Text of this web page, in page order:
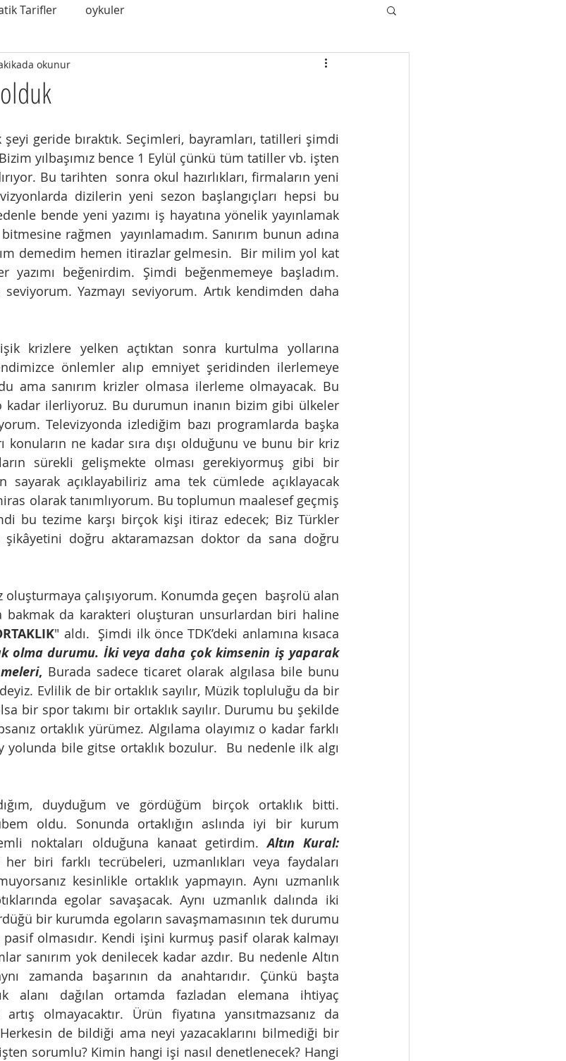
Tarifler oykuler
okunur
geride bıraktık. Seçimleri, bayramları, tatilleri şimdi
yılbaşımız bence 1 Eylül çünkü tüm tatiller vb. işten
Bu tarihten  sonra okul hazırlıkları, firmaların yeni
dizilerin yeni sezon başlangıçları hepsi bu
bende yeni yazımı iş hayatına yönelik yayınlamak
rağmen  yayınlamadım. Sanırım bunun adına
demedim hemen itirazlar gelmesin.  Bir milim yol kat
yazımı beğenirdim. Şimdi beğenmemeye başladım.
seviyorum. Yazmayı seviyorum. Artık kendimden daha
krizlere yelken açtıktan sonra kurtulma yollarına
önlemler alıp emniyet şeridinden ilerlemeye
ama sanırım krizler olmasa ilerleme olmayacak. Bu
kadar ilerliyoruz. Bu durumun inanın bizim gibi ülkeler
Televizyonda izlediğim bazı programlarda başka
konuların ne kadar sıra dışı olduğunu ve bunu bir kriz
sürekli gelişmekte olması gerekiyormuş gibi bir
açıklayabiliriz ama tek cümlede açıklayacak
olarak tanımlıyorum. Bu toplumun maalesef geçmiş
bu tezime karşı birçok kişi itiraz edecek; Biz Türkler
şikâyetini doğru aktaramazsan doktor da sana doğru
oluşturmaya çalışıyorum. Konumda geçen  başrolü alan
bakmak da karakteri oluşturan unsurlardan biri haline
" aldı.  Şimdi ilk önce TDK’deki anlamına kısaca
olma durumu. İki veya daha çok kimsenin iş yaparak
, Burada sadece ticaret olarak algılasa bile bunu
Evlilik de bir ortaklık sayılır, Müzik topluluğu da bir
bir spor takımı bir ortaklık sayılır. Durumu bu şekilde
ortaklık yürümez. Algılama olayımız o kadar farklı
yolunda bile gitse ortaklık bozulur.  Bu nedenle ilk algı
duyduğum ve gördüğüm birçok ortaklık bitti.
oldu. Sonunda ortaklığın aslında iyi bir kurum
noktaları olduğuna kanaat getirdim.
her biri farklı tecrübeleri, uzmanlıkları veya faydaları
kesinlikle ortaklık yapmayın. Aynı uzmanlık
egolar savaşacak. Aynı uzmanlık dalında iki
bir kurumda egoların savaşmamasının tek durumu
olmasıdır. Kendi işini kurmuş pasif olarak kalmayı
sanırım yok denilecek kadar azdır. Bu nedenle Altın
zamanda başarının da anahtarıdır. Çünkü başta
alanı dağılan ortamda fazladan elemana ihtiyaç
olmayacaktır. Ürün fiyatına yansıtmazsanız da
Herkesin de bildiği ama neyi yazacaklarını bilmediği bir
sorumlu? Kimin hangi işi nasıl denetlenecek? Hangi